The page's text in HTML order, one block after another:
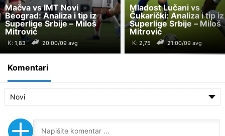
Mačva vs IMT Novi
Beograd: Analiza i tip iz
Superlige Srbije – Miloš
Mitrović
K: 20:00/09 avg
Mladost Lučani vs
Čukarički: Analiza i tip iz
Superlige Srbije – Miloš
Mitrović
K: 21:00/09 avg
Komentari
Novi